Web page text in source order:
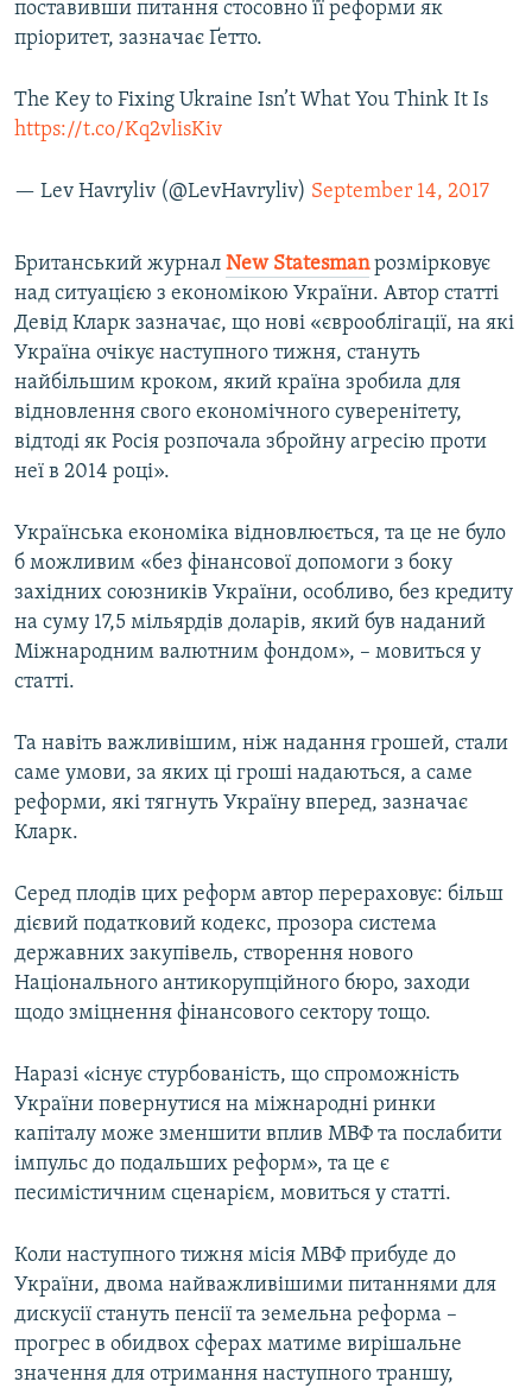
поставивши питання стосовно її реформи як
пріоритет, зазначає Ґетто.
The Key to Fixing Ukraine Isn’t What You Think It Is
https://t.co/Kq2vlisKiv
— Lev Havryliv (@LevHavryliv) September 14, 2017
Британський журнал New Statesmanрозмірковує
над ситуацією з економікою України. Автор статті
Девід Кларк зазначає, що нові «єврооблігації, на які
Україна очікує наступного тижня, стануть
найбільшим кроком, який країна зробила для
відновлення свого економічного суверенітету,
відтоді як Росія розпочала збройну агресію проти
неї в 2014 році».
Українська економіка відновлюється, та це не було
б можливим «без фінансової допомоги з боку
західних союзників України, особливо, без кредиту
на суму 17,5 мільярдів доларів, який був наданий
Міжнародним валютним фондом», – мовиться у
статті.
Та навіть важливішим, ніж надання грошей, стали
саме умови, за яких ці гроші надаються, а саме
реформи, які тягнуть Україну вперед, зазначає
Кларк.
Серед плодів цих реформ автор перераховує: більш
дієвий податковий кодекс, прозора система
державних закупівель, створення нового
Національного антикорупційного бюро, заходи
щодо зміцнення фінансового сектору тощо.
Наразі «існує стурбованість, що спроможність
України повернутися на міжнародні ринки
капіталу може зменшити вплив МВФ та послабити
імпульс до подальших реформ», та це є
песимістичним сценарієм, мовиться у статті.
Коли наступного тижня місія МВФ прибуде до
України, двома найважливішими питаннями для
дискусії стануть пенсії та земельна реформа –
прогрес в обидвох сферах матиме вирішальне
значення для отримання наступного траншу,